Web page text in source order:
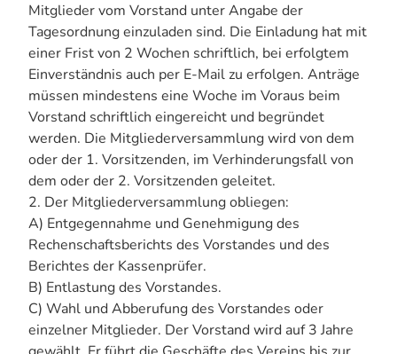
Mitglieder vom Vorstand unter Angabe der
Tagesordnung einzuladen sind. Die Einladung hat mit
einer Frist von 2 Wochen schriftlich, bei erfolgtem
Einverständnis auch per E-Mail zu erfolgen. Anträge
müssen mindestens eine Woche im Voraus beim
Vorstand schriftlich eingereicht und begründet
werden. Die Mitgliederversammlung wird von dem
oder der 1. Vorsitzenden, im Verhinderungsfall von
dem oder der 2. Vorsitzenden geleitet.
2. Der Mitgliederversammlung obliegen:
A) Entgegennahme und Genehmigung des
Rechenschaftsberichts des Vorstandes und des
Berichtes der Kassenprüfer.
B) Entlastung des Vorstandes.
C) Wahl und Abberufung des Vorstandes oder
einzelner Mitglieder. Der Vorstand wird auf 3 Jahre